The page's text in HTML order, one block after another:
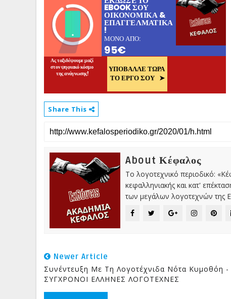
Share This
About Κέφαλος
Το λογοτεχνικό περιοδικό:
κεφαλληνιακής και κατ'
των μεγάλων λογοτεχνών της
Newer Article
Συνέντευξη Με Τη Λογοτέχνιδα Νότα Κυμοθόη -
ΣΥΓΧΡΟΝΟΙ ΕΛΛΗΝΕΣ ΛΟΓΟΤΕΧΝΕΣ